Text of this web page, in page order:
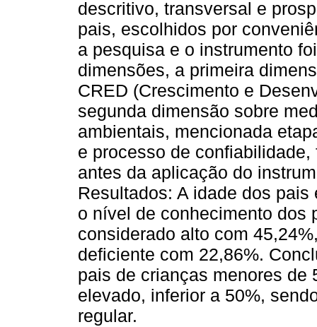
descritivo, transversal e
pais, escolhidos por
a pesquisa e o instrumento
dimensões, a primeira
CRED (Crescimento e
segunda dimensão sobre
ambientais, mencionada
e processo de
antes da aplicação do
Resultados: A idade dos
o nível de conhecimento dos
considerado alto com
deficiente com 22,86%.
pais de crianças menores de
elevado, inferior a 50%,
regular.